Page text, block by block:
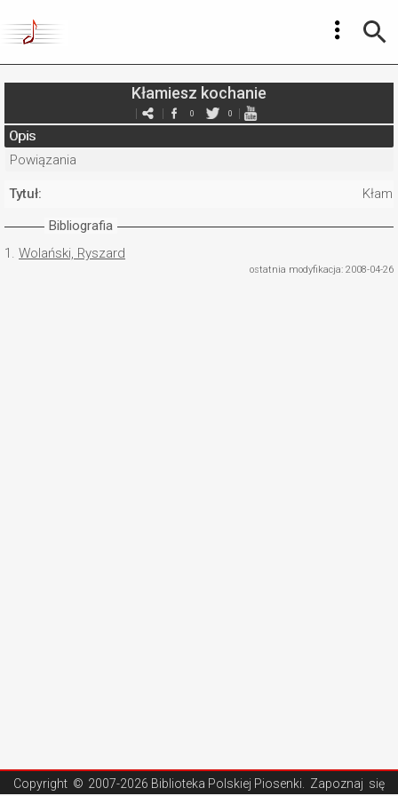
Kłamiesz kochanie
0 0
Opis
Powiązania
Tytuł:
Bibliografia
1. Wolański, Ryszard
ostatnia modyfikacja: 2008-04-26
Copyright © 2007-2026 Biblioteka Polskiej Piosenki . Zapoznaj się